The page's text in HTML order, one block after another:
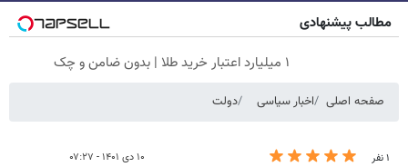
مطالب پیشنهادی
۱ میلیارد اعتبار خرید طلا | بدون ضامن و چک
صفحه اصلی اخبار سیاسی دولت
۱ نفر ۱۰ دی ۱۴۰۱ - ۰۷:۲۷